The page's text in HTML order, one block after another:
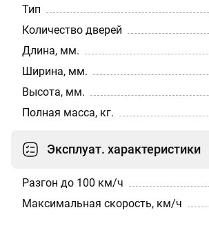
Тип
Количество дверей
Длина, мм.
Ширина, мм.
Высота, мм.
Полная масса, кг.
Эксплуат. характеристики
Разгон до 100 км/ч
Максимальная скорость, км/ч